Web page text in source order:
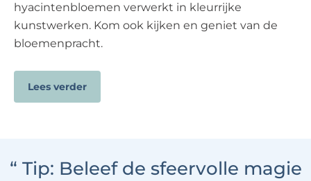
hyacintenbloemen verwerkt in kleurrijke
kunstwerken. Kom ook kijken en geniet van de
bloemenpracht.
Lees verder
“ Tip: Beleef de sfeervolle magie